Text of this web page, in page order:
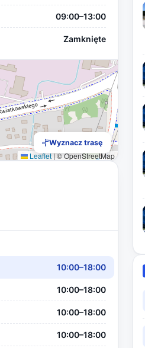
09:00–13:00
Zamknięte
Leaflet|© OpenStreetMap
Wyznacz trasę
10:00–18:00
10:00–18:00
10:00–18:00
10:00–18:00